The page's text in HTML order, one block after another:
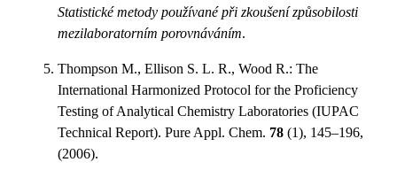
Statistické metody používané při zkoušení způsobilosti
mezilaboratorním porovnáváním.
Thompson M., Ellison S. L. R., Wood R.: The
International Harmonized Protocol for the Proficiency
Testing of Analytical Chemistry Laboratories (IUPAC
Technical Report). Pure Appl. Chem. 78 (1), 145–196,
(2006).